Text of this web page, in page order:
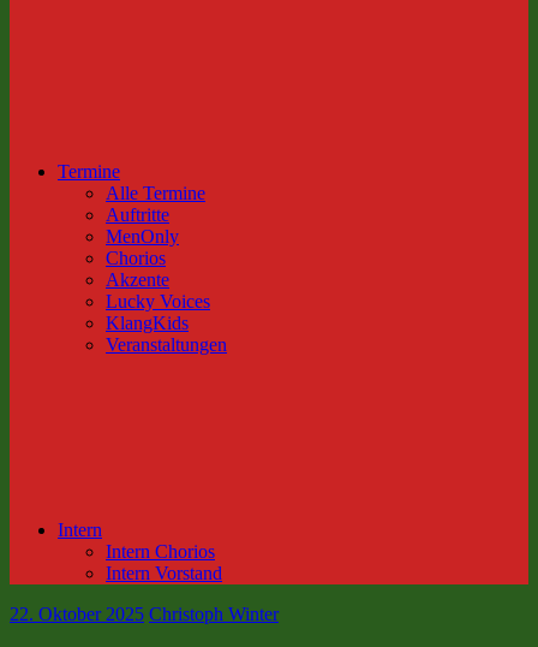
Termine
Alle Termine
Auftritte
MenOnly
Chorios
Akzente
Lucky Voices
KlangKids
Veranstaltungen
Intern
Intern Chorios
Intern Vorstand
22. Oktober 2025 Christoph Winter